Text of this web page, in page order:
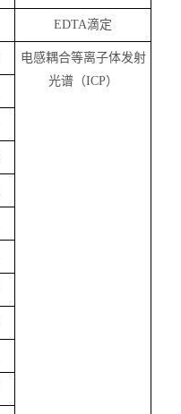
EDTA滴定
电感耦合等离子体发射
光谱（ICP）